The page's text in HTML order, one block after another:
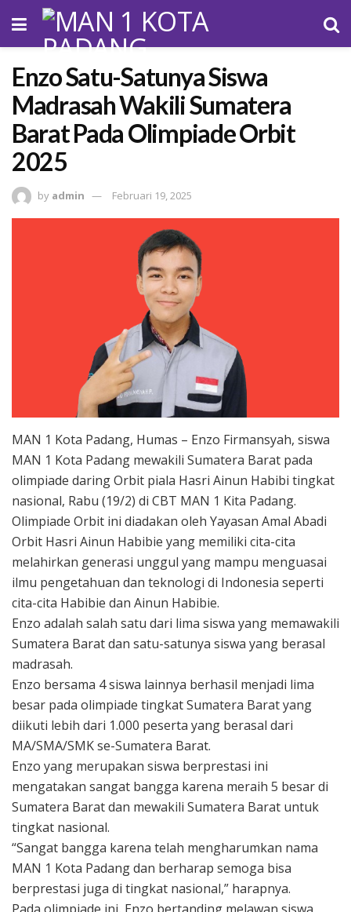
Enzo Satu-Satunya Siswa
Madrasah Wakili Sumatera
Barat Pada Olimpiade Orbit
2025
by admin Februari 19, 2025
MAN 1 Kota Padang, Humas – Enzo Firmansyah, siswa
MAN 1 Kota Padang mewakili Sumatera Barat pada
olimpiade daring Orbit piala Hasri Ainun Habibi tingkat
nasional, Rabu (19/2) di CBT MAN 1 Kita Padang.
Olimpiade Orbit ini diadakan oleh Yayasan Amal Abadi
Orbit Hasri Ainun Habibie yang memiliki cita-cita
melahirkan generasi unggul yang mampu menguasai
ilmu pengetahuan dan teknologi di Indonesia seperti
cita-cita Habibie dan Ainun Habibie.
Enzo adalah salah satu dari lima siswa yang memawakili
Sumatera Barat dan satu-satunya siswa yang berasal
madrasah.
Enzo bersama 4 siswa lainnya berhasil menjadi lima
besar pada olimpiade tingkat Sumatera Barat yang
diikuti lebih dari 1.000 peserta yang berasal dari
MA/SMA/SMK se-Sumatera Barat.
Enzo yang merupakan siswa berprestasi ini
mengatakan sangat bangga karena meraih 5 besar di
Sumatera Barat dan mewakili Sumatera Barat untuk
tingkat nasional.
“Sangat bangga karena telah mengharumkan nama
MAN 1 Kota Padang dan berharap semoga bisa
berprestasi juga di tingkat nasional,” harapnya.